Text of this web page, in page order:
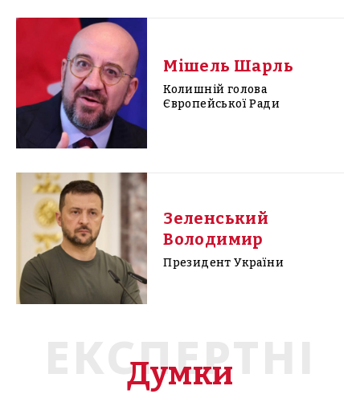
Мішель Шарль
Колишній голова
Європейської Ради
Зеленський
Володимир
Президент України
ЕКСПЕРТНІ
Думки